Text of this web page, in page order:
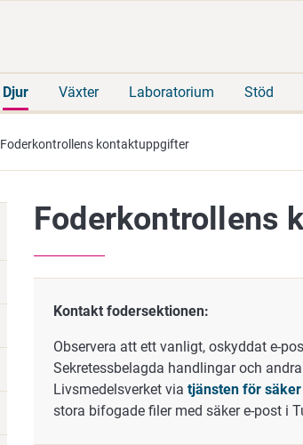
Djur Växter Laboratorium Stöd
Foderkontrollens kontaktuppgifter
Foderkontrollens
Kontakt fodersektionen:
Observera att ett vanligt, oskyddat e-
Sekretessbelagda handlingar och
Livsmedelsverket via tjänsten för
stora bifogade filer med säker e-post i